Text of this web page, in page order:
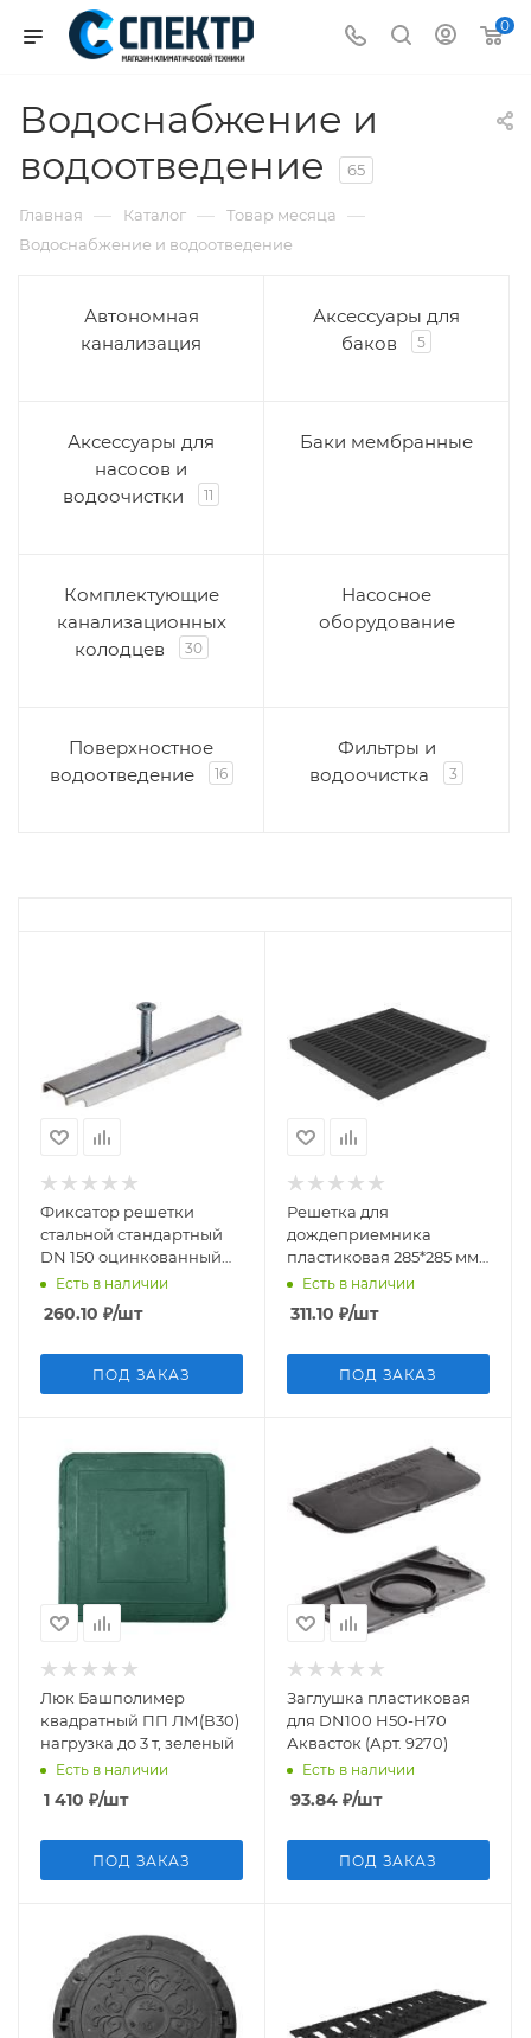
0
Водоснабжение и
водоотведение
65
Главная — Каталог — Товар месяца —
Водоснабжение и водоотведение
Автономная
канализация
Аксессуары для
баков
5
Аксессуары для
насосов и
водоочистки
11
Баки мембранные
Комплектующие
канализационных
колодцев
30
Насосное
оборудование
Поверхностное
водоотведение
16
Фильтры и
водоочистка
3
Фиксатор решетки
стальной стандартный
DN 150 оцинкованный
Аквасток (арт. 91151)
Есть в наличии
260.10 ₽/шт
ПОД ЗАКАЗ
Решетка для
дождеприемника
пластиковая 285*285 мм
Gidrolica Point (Арт. 208)
Есть в наличии
311.10 ₽/шт
ПОД ЗАКАЗ
Люк Башполимер
квадратный ПП ЛМ(В30)
нагрузка до 3 т, зеленый
Есть в наличии
1 410 ₽/шт
ПОД ЗАКАЗ
Заглушка пластиковая
для DN100 H50-H70
Аквасток (Арт. 9270)
Есть в наличии
93.84 ₽/шт
ПОД ЗАКАЗ